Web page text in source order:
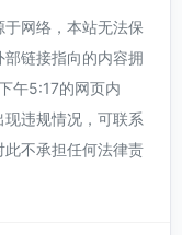
网络，本站无法保
链接指向的内容拥
午5:17的网页内
违规情况，可联系
不承担任何法律责